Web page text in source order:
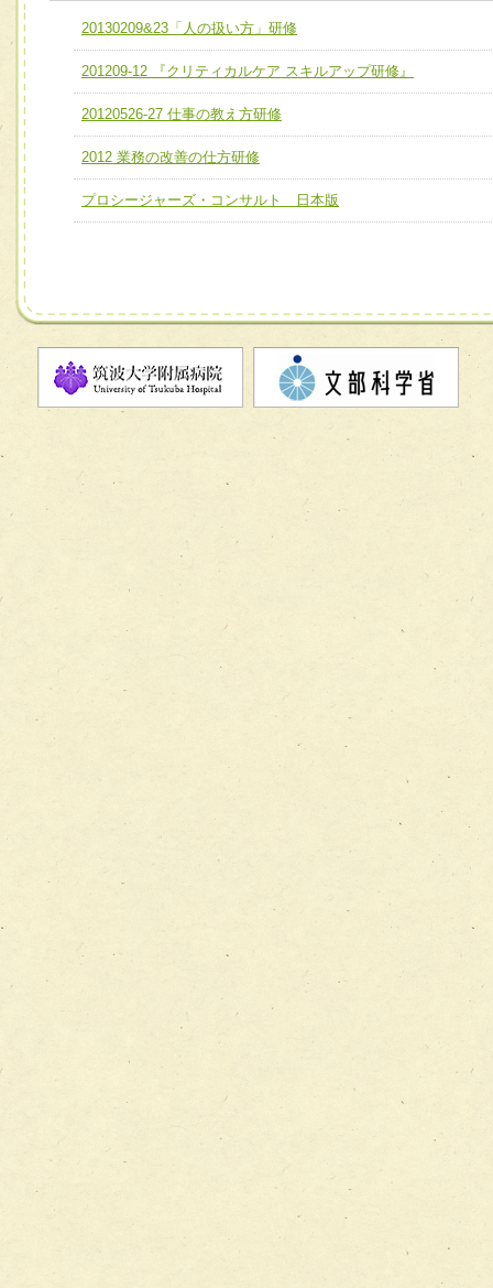
ユニット１ 医療人としての基礎能力
全人的医療を実践する医療人として、必要な基礎能力を身
ける
ユニット２ チーム医療構成力
必要に応じて柔軟に医療チームを組織し、強調できる
ユニット３ 多職種連携力
他職種の視点とスキルを学び、相互理解と連携を深める
チーム01【病院内横断的問題解決チーム】
チーム02【地域医療連携推進による高度医療を必要とする
宅患者等支援チーム】
チーム03【癌患者服薬サポートチーム】
チーム04【口腔ケアチーム】
チーム07【病院職員に対する院内感染対策教育チーム】
チーム08【地域関係機関と連携した小児リハビリテーショ
チーム】
チーム10【包括的リハビリテーションコンサルテーション
チーム11【摂食・嚥下サポートチーム】
チーム12【こどもの食育支援チーム】
チーム13【非がんに対する緩和ケアチーム】
20130209&23「人の扱い方」研修
201209-12 『クリティカルケア スキルアップ研修』
20120526-27 仕事の教え方研修
2012 業務の改善の仕方研修
プロシージャーズ・コンサルト 日本版